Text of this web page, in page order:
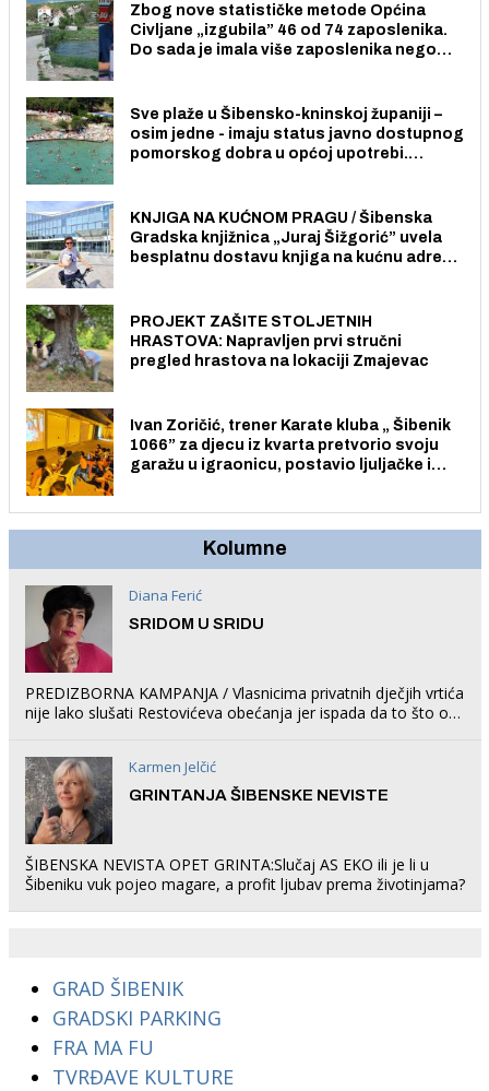
Zbog nove statističke metode Općina
Civljane „izgubila” 46 od 74 zaposlenika.
Do sada je imala više zaposlenika nego
Sve plaže u Šibensko-kninskoj županiji –
osim jedne - imaju status javno dostupnog
pomorskog dobra u općoj upotrebi.
KNJIGA NA KUĆNOM PRAGU / Šibenska
Gradska knjižnica „Juraj Šižgorić” uvela
besplatnu dostavu knjiga na kućnu adresu
PROJEKT ZAŠITE STOLJETNIH
HRASTOVA: Napravljen prvi stručni
pregled hrastova na lokaciji Zmajevac
Ivan Zoričić, trener Karate kluba „ Šibenik
1066” za djecu iz kvarta pretvorio svoju
garažu u igraonicu, postavio ljuljačke i
Kolumne
Diana Ferić
SRIDOM U SRIDU
PREDIZBORNA KAMPANJA / Vlasnicima privatnih dječjih vrtića
nije lako slušati Restovićeva obećanja jer ispada da to što oni
Karmen Jelčić
GRINTANJA ŠIBENSKE NEVISTE
ŠIBENSKA NEVISTA OPET GRINTA:Slučaj AS EKO ili je li u
Šibeniku vuk pojeo magare, a profit ljubav prema životinjama?
GRAD ŠIBENIK
GRADSKI PARKING
FRA MA FU
TVRĐAVE KULTURE